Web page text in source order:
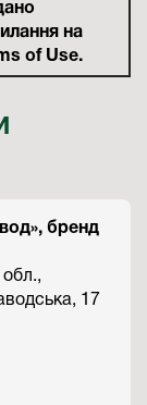
на
of Use.
бренд
17